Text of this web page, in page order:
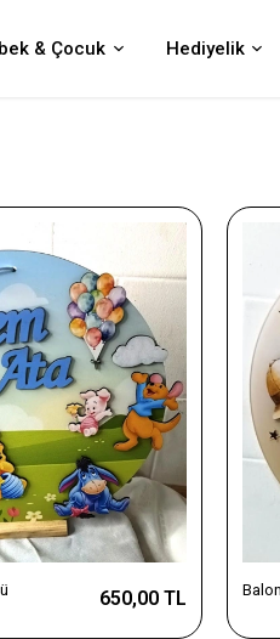
& Çocuk Hediyelik
650,00 TL